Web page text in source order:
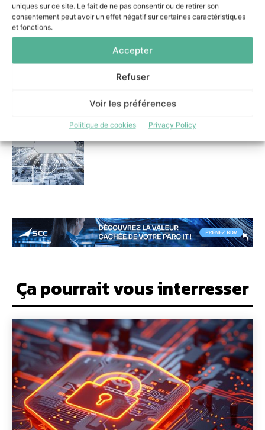
uniques sur ce site. Le fait de ne pas consentir ou de retirer son
consentement peut avoir un effet négatif sur certaines caractéristiques
et fonctions.
Accepter
Refuser
Voir les préférences
Politique de cookies Privacy Policy
3 juillet 2026
Alphalink facilite la gestion
Vision
Ça pourrait vous interresser